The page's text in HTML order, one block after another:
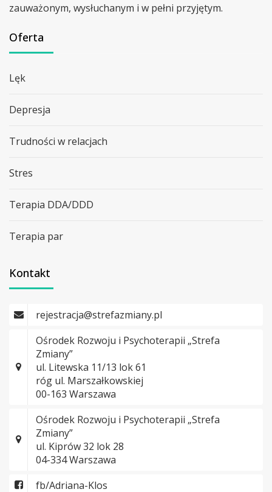
zauważonym, wysłuchanym i w pełni przyjętym.
Oferta
Lęk
Depresja
Trudności w relacjach
Stres
Terapia DDA/DDD
Terapia par
Kontakt
rejestracja@strefazmiany.pl
Ośrodek Rozwoju i Psychoterapii „Strefa
Zmiany”
ul. Litewska 11/13 lok 61
róg ul. Marszałkowskiej
00-163 Warszawa
Ośrodek Rozwoju i Psychoterapii „Strefa
Zmiany”
ul. Kiprów 32 lok 28
04-334 Warszawa
fb/Adriana-Klos